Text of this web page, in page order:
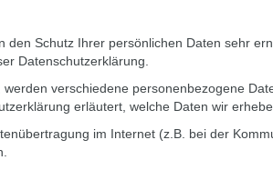
den Schutz Ihrer persönlichen Daten sehr
Datenschutzerklärung.
verschiedene personenbezogene
erläutert, welche Daten wir
im Internet (z.B. bei der